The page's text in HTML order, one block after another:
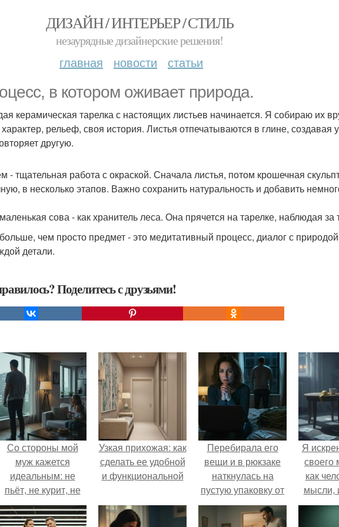
ДИЗАЙН / ИНТЕРЬЕР / СТИЛЬ
незаурядные дизайнерские решения!
главная новости статьи
в котором оживает природа.
керамическая тарелка с настоящих листьев начинается. Я собираю их
характер, рельеф, своя история. Листья отпечатываются в глине, создавая
другую.
- тщательная работа с окраской. Сначала листья, потом крошечная
в несколько этапов. Важно сохранить натуральность и добавить
сова - как хранитель леса. Она прячется на тарелке, наблюдая за
чем просто предмет - это медитативный процесс, диалог с
детали.
Поделитесь с друзьями!
Со стороны мой
муж кажется
идеальным: не
пьёт, не курит, не
даёт поводов для
ревности, с
Узкая прихожая: как
сделать ее удобной
и функциональной
Перебирала его
вещи и в рюкзаке
наткнулась на
пустую упаковку от
каких-то таблеток.
Я
своего
как
мысли,